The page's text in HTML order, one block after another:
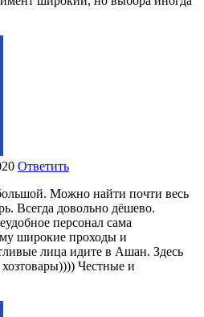
Ответить
Можно найти почти весь
Всегда довольно дёшево.
персонал сама
широкие проходы и
лица идите в Ашан. Здесь
Честные и